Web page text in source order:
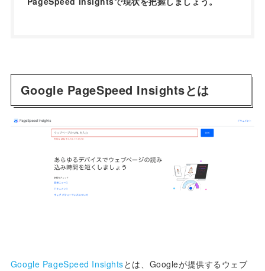
Google PageSpeed Insightsとは
Google PageSpeed Insightsとは、Googleが提供するウェブ